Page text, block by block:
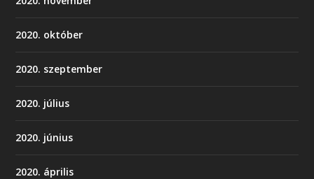
2020. október
2020. szeptember
2020. július
2020. június
2020. április